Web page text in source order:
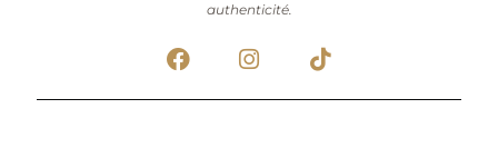
authenticité.
F
a
c
I
n
s
T
i
k